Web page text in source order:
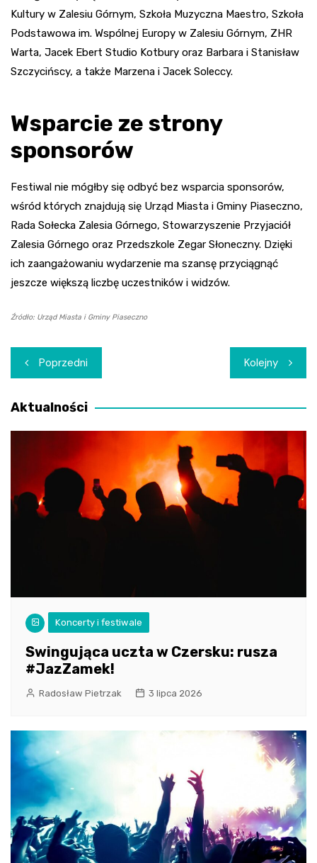
Kultury w Zalesiu Górnym, Szkoła Muzyczna Maestro, Szkoła
Podstawowa im. Wspólnej Europy w Zalesiu Górnym, ZHR
Warta, Jacek Ebert Studio Kotbury oraz Barbara i Stanisław
Szczycińscy, a także Marzena i Jacek Soleccy.
Wsparcie ze strony
sponsorów
Festiwal nie mógłby się odbyć bez wsparcia sponsorów,
wśród których znajdują się Urząd Miasta i Gminy Piaseczno,
Rada Sołecka Zalesia Górnego, Stowarzyszenie Przyjaciół
Zalesia Górnego oraz Przedszkole Zegar Słoneczny. Dzięki
ich zaangażowaniu wydarzenie ma szansę przyciągnąć
jeszcze większą liczbę uczestników i widzów.
Źródło: Urząd Miasta i Gminy Piaseczno
Nawigacja
wpisu
Poprzedni Kolejny
Aktualności
Koncerty i festiwale
Swingująca uczta w Czersku: rusza
#JazZamek!
Radosław Pietrzak 3 lipca 2026